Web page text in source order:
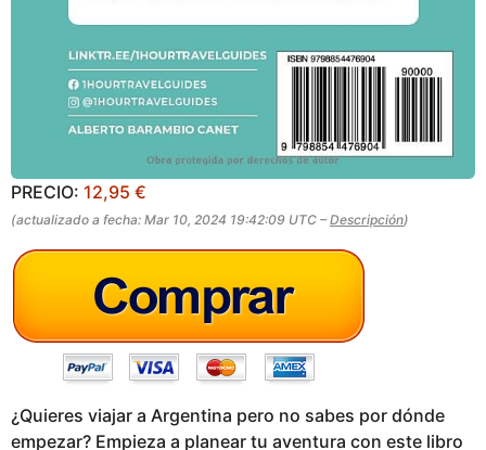
PRECIO: 12,95 €
(actualizado a fecha: Mar 10, 2024 19:42:09 UTC – Descripción)
¿Quieres viajar a Argentina pero no sabes por dónde
empezar? Empieza a planear tu aventura con este libro